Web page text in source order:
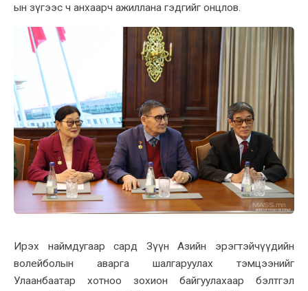
ын зүгээс ч анхаарч ажиллана гэдгийг онцлов.
Ирэх наймдугаар сард Зүүн Азийн эрэгтэйчүүдийн
волейболын аварга шалгаруулах тэмцээнийг
Улаанбаатар хотноо зохион байгуулахаар бэлтгэл